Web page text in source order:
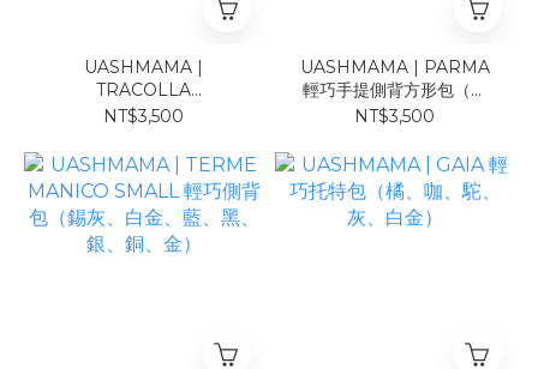
UASHMAMA |
TRACOLLA
CROSSBODY BAG 多用
）
NT$3,500
UASHMAMA | PARMA
輕巧手提側背方形包（錫
灰、白金、金）
NT$3,500